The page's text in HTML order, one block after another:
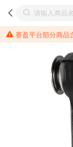
赛盈平台部分商品含有相关成分元素，请各位分销商需提前了解产品材质情况，并针对其做好相关的风险把控，以免造成不必要的损失。 *美国加州65法案进一步规定了对于仅包含致癌物质，仅包含致生殖毒性物质，同时包含致癌物质和致生殖毒性物质，亦或是包含某一物质即为致癌物质又为致生殖毒性物质的产品的警示标语